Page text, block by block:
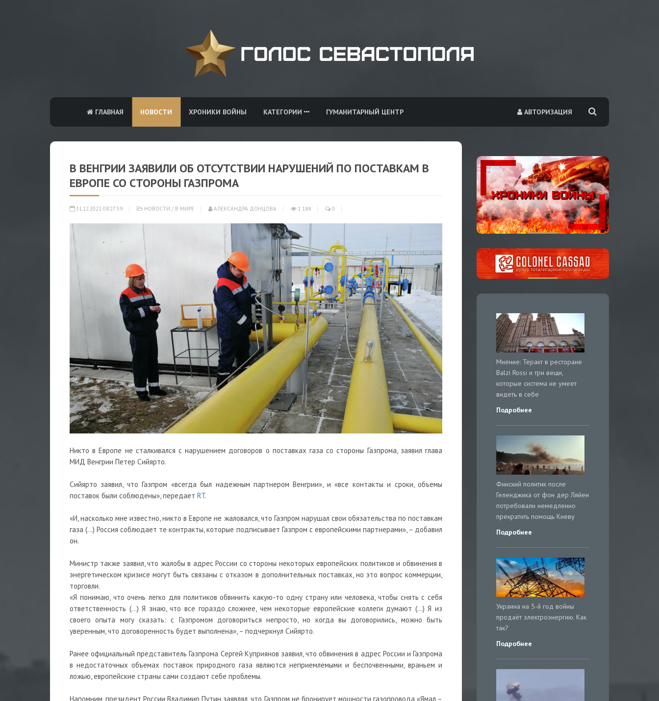
АВТОРИЗАЦИЯ
ГЛАВНАЯ НОВОСТИ ХРОНИКИ ВОЙНЫ КАТЕГОРИИ ГУМАНИТАРНЫЙ ЦЕНТР
В ВЕНГРИИ ЗАЯВИЛИ ОБ ОТСУТСТВИИ НАРУШЕНИЙ ПО ПОСТАВКАМ В
ЕВРОПЕ СО СТОРОНЫ ГАЗПРОМА
31.12.2021 08:27:59 НОВОСТИ / В МИРЕ АЛЕКСАНДРА ДОНЦОВА 1 184 0
Никто в Европе не сталкивался с нарушением договоров о поставках газа со стороны Газпрома, заявил глава
МИД Венгрии Петер Сийярто.
Сийярто заявил, что Газпром «всегда был надежным партнером Венгрии», и «все контакты и сроки, объемы
поставок были соблюдены», передает RT.
«И, насколько мне известно, никто в Европе не жаловался, что Газпром нарушал свои обязательства по поставкам
газа (...) Россия соблюдает те контракты, которые подписывает Газпром с европейскими партнерами», – добавил
он.
Министр также заявил, что жалобы в адрес России со стороны некоторых европейских политиков и обвинения в
энергетическом кризисе могут быть связаны с отказом в дополнительных поставках, но это вопрос коммерции,
торговли.
«Я понимаю, что очень легко для политиков обвинить какую-то одну страну или человека, чтобы снять с себя
ответственность (...) Я знаю, что все гораздо сложнее, чем некоторые европейские коллеги думают (...) Я из
своего опыта могу сказать: с Газпромом договориться непросто, но когда вы договорились, можно быть
уверенным, что договоренность будет выполнена», – подчеркнул Сийярто.
Ранее официальный представитель Газпрома Сергей Куприянов заявил, что обвинения в адрес России и Газпрома
в недостаточных объемах поставок природного газа являются неприемлемыми и беспочвенными, враньем и
ложью, европейские страны сами создают себе проблемы.
Напомним, президент России Владимир Путин заявлял, что Газпром не бронирует мощности газопровода «Ямал –
Мнение: Теракт в ресторане
Balzi Rossi и три вещи,
которые система не умеет
видеть в себе
Подробнее
Финский политик после
Геленджика от фон дер Ляйен
потребовали немедленно
прекратить помощь Киеву
Подробнее
Украина на 5-й год войны
продаёт электроэнергию. Как
так?
Подробнее